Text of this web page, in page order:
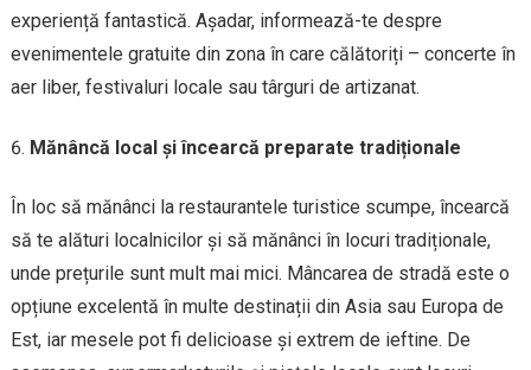
experiență fantastică. Așadar, informează-te despre
evenimentele gratuite din zona în care călătoriți – concerte în
aer liber, festivaluri locale sau târguri de artizanat.
Mănâncă local și încearcă preparate tradiționale
În loc să mănânci la restaurantele turistice scumpe, încearcă
să te alături localnicilor și să mănânci în locuri tradiționale,
unde prețurile sunt mult mai mici. Mâncarea de stradă este o
opțiune excelentă în multe destinații din Asia sau Europa de
Est, iar mesele pot fi delicioase și extrem de ieftine. De